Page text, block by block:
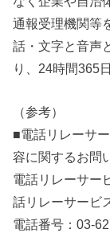
通報受理機関等
話・文字と音声
り、24時間365
（参考）
■電話リレーサ
容に関するお問
電話リレーサー
話リレーサービ
電話番号：03-